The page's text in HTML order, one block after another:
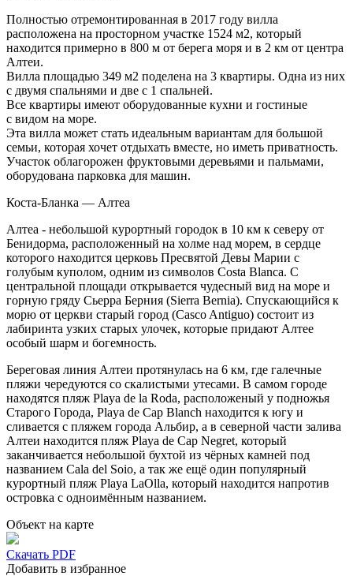
Полностью отремонтированная в 2017 году вилла
расположена на просторном участке 1524 м2, который
находится примерно в 800 м от берега моря и в 2 км от центра
Алтеи.
Вилла площадью 349 м2 поделена на 3 квартиры. Одна из них
с двумя спальнями и две с 1 спальней.
Все квартиры имеют оборудованные кухни и гостиные
с видом на море.
Эта вилла может стать идеальным вариантам для большой
семьи, которая хочет отдыхать вместе, но иметь приватность.
Участок облагорожен фруктовыми деревьями и пальмами,
оборудована парковка для машин.
Коста-Бланка — Алтеа
Алтеа - небольшой курортный городок в 10 км к северу от
Бенидорма, расположенный на холме над морем, в сердце
которого находится церковь Пресвятой Девы Марии с
голубым куполом, одним из символов Costa Blanca. С
центральной площади открывается чудесный вид на море и
горную гряду Сьерра Берния (Sierra Bernia). Спускающийся к
морю от церкви старый город (Casco Antiguo) состоит из
лабиринта узких старых улочек, которые придают Алтее
особый шарм и богемность.
Береговая линия Алтеи протянулась на 6 км, где галечные
пляжи чередуются со скалистыми утесами. В самом городе
находятся пляж Playa de la Roda, расположеный у подножья
Старого Города, Playa de Cap Blanch находится к югу и
сливается с пляжем города Альбир, а в северной части залива
Алтеи находится пляж Playa de Cap Negret, который
заканчивается небольшой бухтой из чёрных камней под
названием Cala del Soio, а так же ещё один популярный
курортный пляж Playa LaOlla, который находится напротив
островка с одноимённым названием.
Объект на карте
Скачать PDF
Добавить в избранное